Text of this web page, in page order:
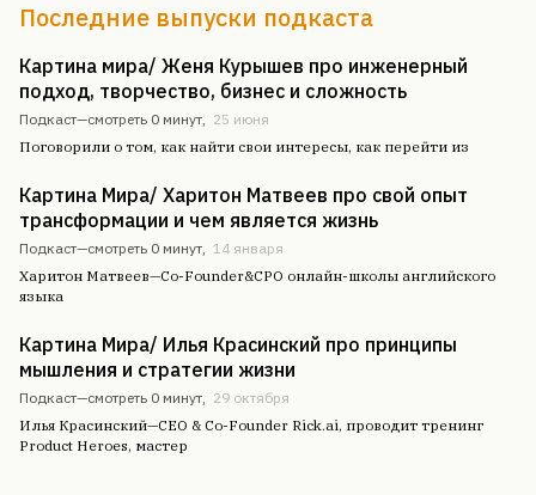
Последние выпуски подкаста
Картина мира/ Женя Курышев про инженерный
подход, творчество, бизнес и сложность
Подкаст—смотреть 0 минут, 25 июня
Поговорили о том, как найти свои интересы, как перейти из
Картина Мира/ Харитон Матвеев про свой опыт
трансформации и чем является жизнь
Подкаст—смотреть 0 минут, 14 января
Харитон Матвеев—Co-Founder&CPO онлайн-школы английского
языка
Картина Мира/ Илья Красинский про принципы
мышления и стратегии жизни
Подкаст—смотреть 0 минут, 29 октября
Илья Красинский—CEO & Co-Founder Rick.ai, проводит тренинг
Product Heroes, мастер